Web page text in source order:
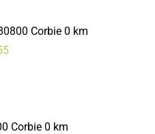
Corbie 0 km
Corbie 0 km